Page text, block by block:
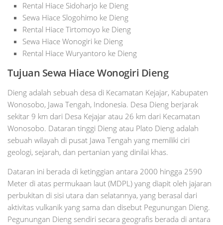
Rental Hiace Sidoharjo ke Dieng
Sewa Hiace Slogohimo ke Dieng
Rental Hiace Tirtomoyo ke Dieng
Sewa Hiace Wonogiri ke Dieng
Rental Hiace Wuryantoro ke Dieng
Tujuan Sewa Hiace Wonogiri Dieng
Dieng adalah sebuah desa di Kecamatan Kejajar, Kabupaten
Wonosobo, Jawa Tengah, Indonesia. Desa Dieng berjarak
sekitar 9 km dari Desa Kejajar atau 26 km dari Kecamatan
Wonosobo. Dataran tinggi Dieng atau Plato Dieng adalah
sebuah wilayah di pusat Jawa Tengah yang memiliki ciri
geologi, sejarah, dan pertanian yang dinilai khas.
Dataran ini berada di ketinggian antara 2000 hingga 2590
Meter di atas permukaan laut (MDPL) yang diapit oleh jajaran
perbukitan di sisi utara dan selatannya, yang berasal dari
aktivitas vulkanik yang sama dan disebut Pegunungan Dieng.
Pegunungan Dieng sendiri secara geografis berada di antara